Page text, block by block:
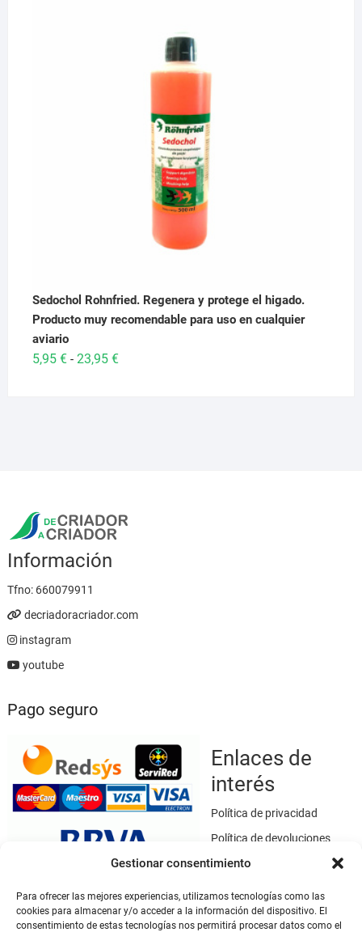
Gestionar consentimiento
Para ofrecer las mejores experiencias, utilizamos tecnologías como las
cookies para almacenar y/o acceder a la información del dispositivo. El
consentimiento de estas tecnologías nos permitirá procesar datos como el
Sedochol Rohnfried. Regenera y protege el higado.
Producto muy recomendable para uso en cualquier
aviario
5,95 € - 23,95 €Rango
Información
Tfno: 660079911
decriadoracriador.com
instagram
youtube
Pago seguro
Enlaces de
interés
Política de privacidad
Política de devoluciones
Política de cookies
Aviso legal